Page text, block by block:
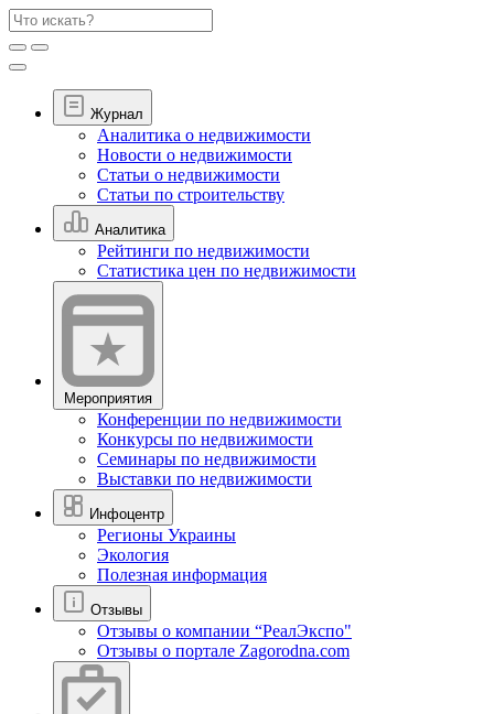
Журнал
Аналитика о недвижимости
Новости о недвижимости
Статьи о недвижимости
Статьи по строительству
Аналитика
Рейтинги по недвижимости
Статистика цен по недвижимости
Мероприятия
Конференции по недвижимости
Конкурсы по недвижимости
Семинары по недвижимости
Выставки по недвижимости
Инфоцентр
Регионы Украины
Экология
Полезная информация
Отзывы
Отзывы о компании “РеалЭкспо"
Отзывы о портале Zagorodna.com